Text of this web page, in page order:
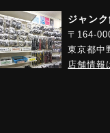
ジャンク
〒164-
東京都中
店舗情報